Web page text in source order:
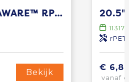
20.5" Impact AWARE™ RPET 190T pongee bamboe miniparaplu
Bekijk
11317
€
vanaf